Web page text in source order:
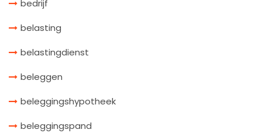
bedrijf
belasting
belastingdienst
beleggen
beleggingshypotheek
beleggingspand